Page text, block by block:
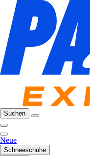
Suchen
Neue
Schneeschuhe